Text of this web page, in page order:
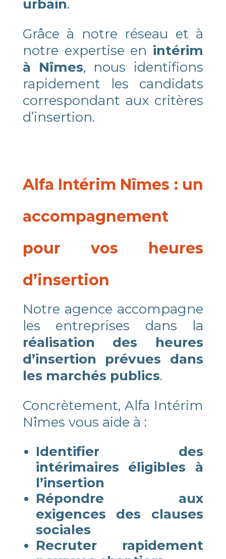
urbain.
Grâce à notre réseau et à
notre expertise en intérim
à Nîmes, nous identifions
rapidement les candidats
correspondant aux critères
d’insertion.
Alfa Intérim Nîmes : un
accompagnement
pour vos heures
d’insertion
Notre agence accompagne
les entreprises dans la
réalisation des heures
d’insertion prévues dans
les marchés publics.
Concrètement, Alfa Intérim
Nîmes vous aide à :
Identifier des
intérimaires éligibles à
l’insertion
Répondre aux
exigences des clauses
sociales
Recruter rapidement